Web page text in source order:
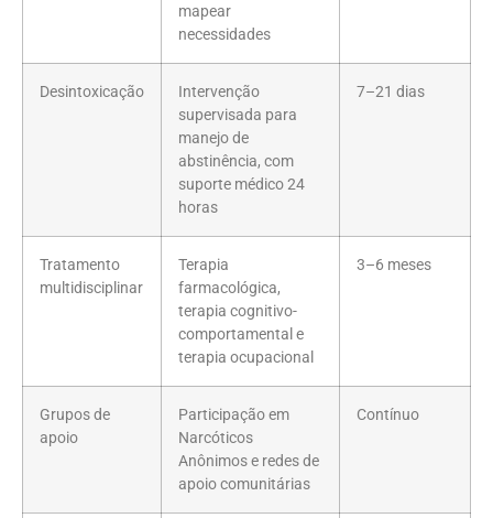
mapear
necessidades
Desintoxicação
Intervenção
supervisada para
manejo de
abstinência, com
suporte médico 24
horas
7–21 dias
Tratamento
multidisciplinar
Terapia
farmacológica,
terapia cognitivo-
comportamental e
terapia ocupacional
3–6 meses
Grupos de
apoio
Participação em
Narcóticos
Anônimos e redes de
apoio comunitárias
Contínuo